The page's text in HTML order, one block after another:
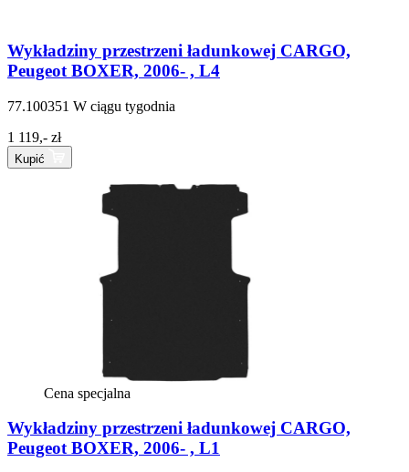
Wykładziny przestrzeni ładunkowej CARGO,
Peugeot BOXER, 2006- , L4
77.100351 W ciągu tygodnia
1 119,- zł
Kupić
Cena specjalna
Wykładziny przestrzeni ładunkowej CARGO,
Peugeot BOXER, 2006- , L1